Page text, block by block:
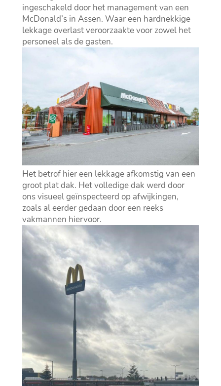
ingeschakeld door het management van een
McDonald’s in Assen. Waar een hardnekkige
lekkage overlast veroorzaakte voor zowel het
personeel als de gasten.
Het betrof hier een lekkage afkomstig van een
groot plat dak. Het volledige dak werd door
ons visueel geïnspecteerd op afwijkingen,
zoals al eerder gedaan door een reeks
vakmannen hiervoor.